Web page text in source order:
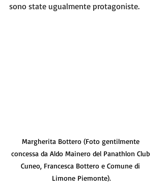
sono state ugualmente protagoniste.
Margherita Bottero (Foto gentilmente
concessa da Aldo Mainero del Panathlon Club
Cuneo, Francesca Bottero e Comune di
Limone Piemonte).